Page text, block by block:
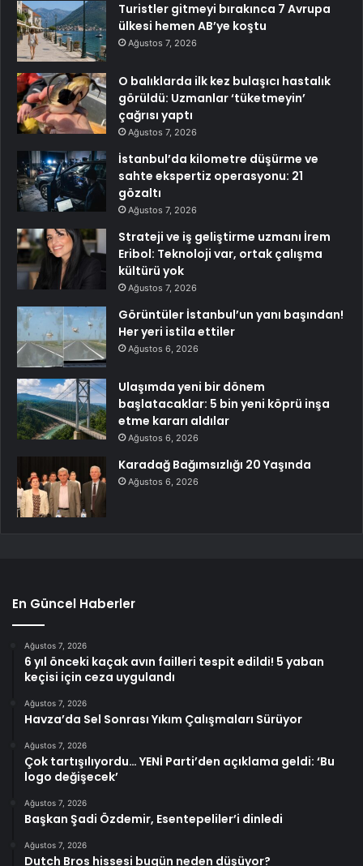
Turistler gitmeyi bırakınca 7 Avrupa
ülkesi hemen AB’ye koştu
Ağustos 7, 2026
O balıklarda ilk kez bulaşıcı hastalık
görüldü: Uzmanlar ‘tüketmeyin’
çağrısı yaptı
Ağustos 7, 2026
İstanbul’da kilometre düşürme ve
sahte ekspertiz operasyonu: 21
gözaltı
Ağustos 7, 2026
Strateji ve iş geliştirme uzmanı İrem
Eribol: Teknoloji var, ortak çalışma
kültürü yok
Ağustos 7, 2026
Görüntüler İstanbul’un yanı başından!
Her yeri istila ettiler
Ağustos 6, 2026
Ulaşımda yeni bir dönem
başlatacaklar: 5 bin yeni köprü inşa
etme kararı aldılar
Ağustos 6, 2026
Karadağ Bağımsızlığı 20 Yaşında
Ağustos 6, 2026
En Güncel Haberler
Ağustos 7, 2026
6 yıl önceki kaçak avın failleri tespit edildi! 5 yaban
keçisi için ceza uygulandı
Ağustos 7, 2026
Havza’da Sel Sonrası Yıkım Çalışmaları Sürüyor
Ağustos 7, 2026
Çok tartışılıyordu… YENİ Parti’den açıklama geldi: ‘Bu
logo değişecek’
Ağustos 7, 2026
Başkan Şadi Özdemir, Esentepeliler’i dinledi
Ağustos 7, 2026
Dutch Bros hissesi bugün neden düşüyor?